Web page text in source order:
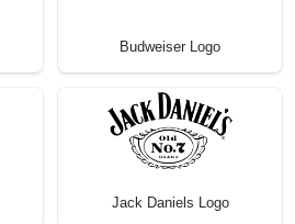
Budweiser Logo
Jack Daniels Logo